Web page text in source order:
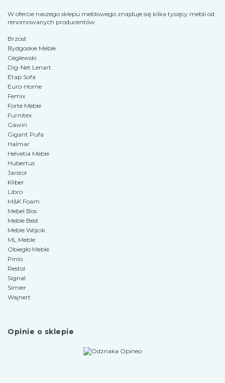
W ofercie naszego sklepu meblowego znajduje się kilka tysięcy mebli od
renomowanych producentów
Brzost
Bydgoskie Meble
Ceglewski
Dig-Net Lenart
Etap Sofa
Euro-Home
Femix
Forte Meble
Furnitex
Gawin
Gigant Pufa
Halmar
Helvetia Meble
Hubertus
Jarstol
Kliber
Libro
M&K Foam
Mebel Bos
Meble Best
Meble Wójcik
ML Meble
Obiegło Meble
Pinio
Restol
Signal
Simler
Wajnert
Opinie o sklepie